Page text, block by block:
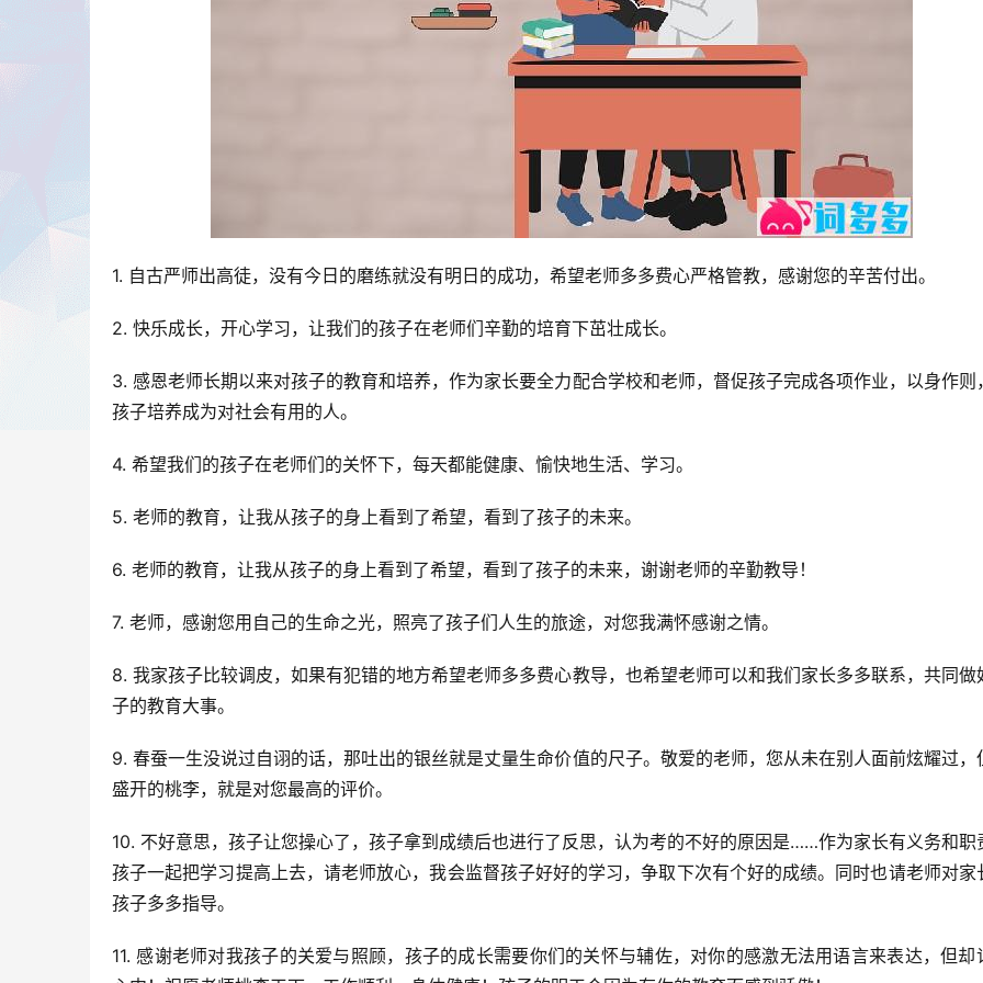
1. 自古严师出高徒，没有今日的磨练就没有明日的成功，希望老师多多费心严格管教，感谢您的辛苦付出。
2. 快乐成长，开心学习，让我们的孩子在老师们辛勤的培育下茁壮成长。
3. 感恩老师长期以来对孩子的教育和培养，作为家长要全力配合学校和老师，督促孩子完成各项作业，以身作则
孩子培养成为对社会有用的人。
4. 希望我们的孩子在老师们的关怀下，每天都能健康、愉快地生活、学习。
5. 老师的教育，让我从孩子的身上看到了希望，看到了孩子的未来。
6. 老师的教育，让我从孩子的身上看到了希望，看到了孩子的未来，谢谢老师的辛勤教导！
7. 老师，感谢您用自己的生命之光，照亮了孩子们人生的旅途，对您我满怀感谢之情。
8. 我家孩子比较调皮，如果有犯错的地方希望老师多多费心教导，也希望老师可以和我们家长多多联系，共同做
子的教育大事。
9. 春蚕一生没说过自诩的话，那吐出的银丝就是丈量生命价值的尺子。敬爱的老师，您从未在别人面前炫耀过，
盛开的桃李，就是对您最高的评价。
10. 不好意思，孩子让您操心了，孩子拿到成绩后也进行了反思，认为考的不好的原因是……作为家长有义务和职
孩子一起把学习提高上去，请老师放心，我会监督孩子好好的学习，争取下次有个好的成绩。同时也请老师对家
孩子多多指导。
11. 感谢老师对我孩子的关爱与照顾，孩子的成长需要你们的关怀与辅佐，对你的感激无法用语言来表达，但却